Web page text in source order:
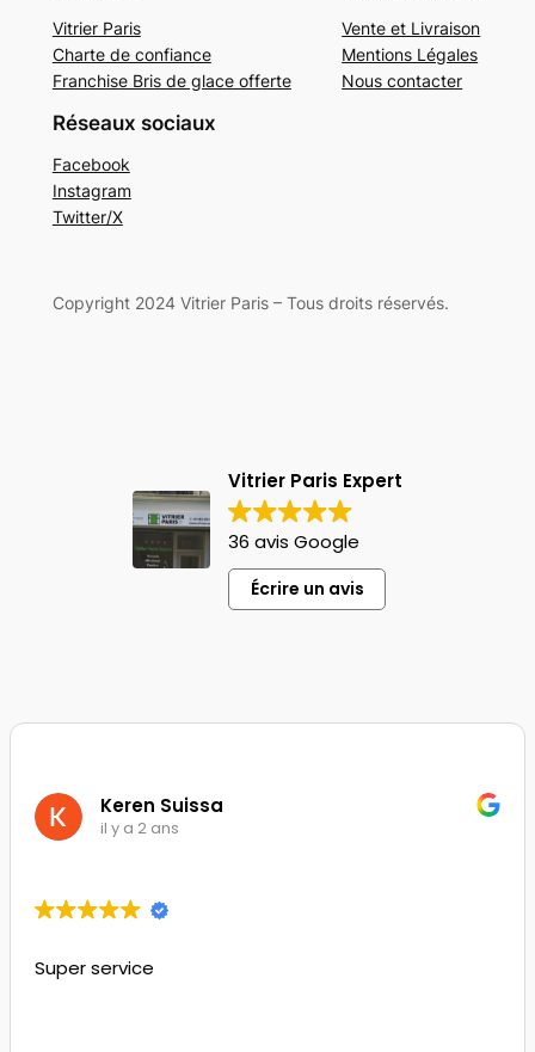
Vitrier Paris
Charte de confiance
Franchise Bris de glace offerte
Vente et Livraison
Mentions Légales
Nous contacter
Réseaux sociaux
Facebook
Instagram
Twitter/X
Copyright 2024 Vitrier Paris – Tous droits réservés.
Vitrier Paris Expert
36 avis Google
Écrire un avis
Keren Suissa
il y a 2 ans
Super service